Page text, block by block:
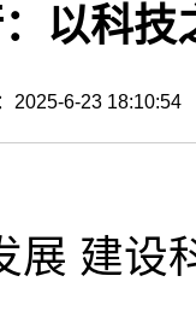
以科
2025-6-23
建设